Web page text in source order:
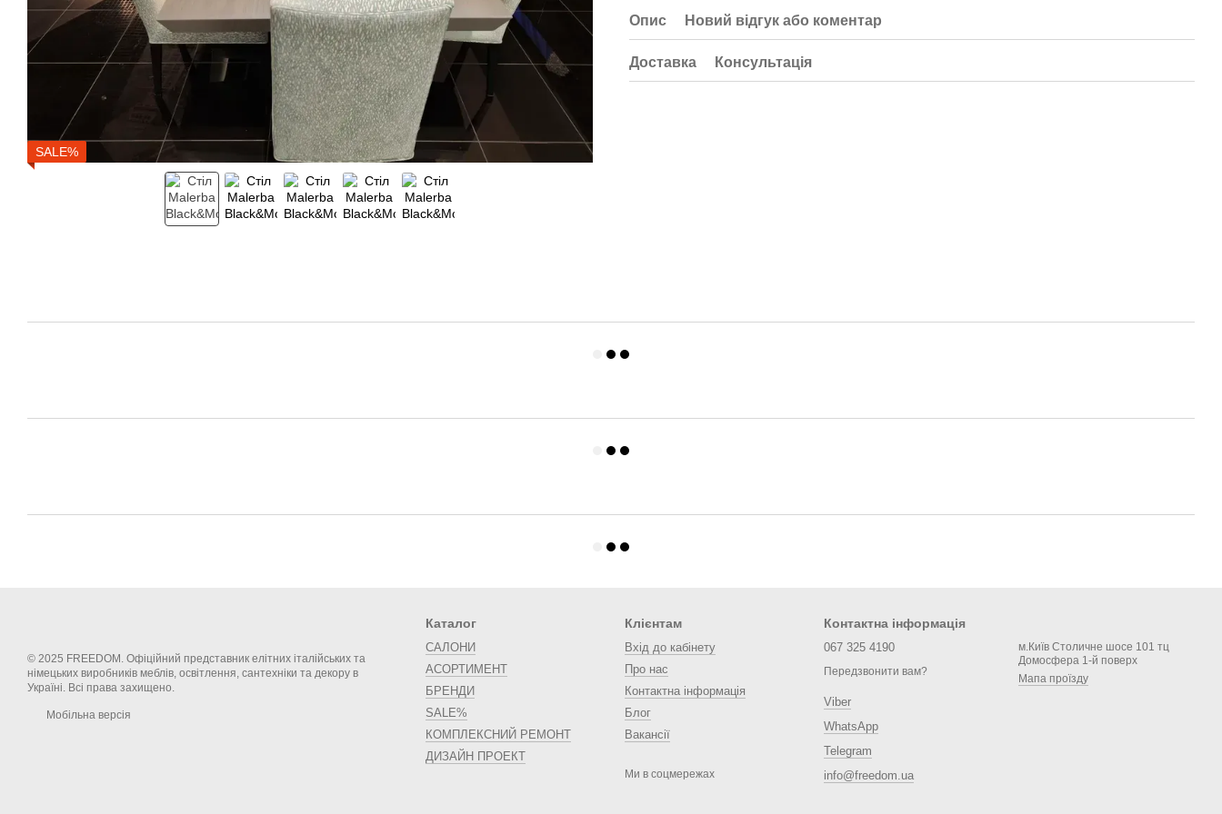
SALE%
Опис Новий відгук або коментар
Доставка Консультація
© 2025 FREEDOM. Офіційний представник елітних італійських та
німецьких виробників меблів, освітлення, сантехніки та декору в
Україні. Всі права захищено.
Мобільна версія
Каталог
САЛОНИ
АСОРТИМЕНТ
БРЕНДИ
SALE%
КОМПЛЕКСНИЙ РЕМОНТ
ДИЗАЙН ПРОЕКТ
Клієнтам
Вхід до кабінету
Про нас
Контактна інформація
Блог
Вакансії
Ми в соцмережах
Контактна інформація
067 325 4190
Передзвонити вам?
Viber
WhatsApp
Telegram
info@freedom.ua
м.Київ Столичне шосе 101 тц
Домосфера 1-й поверх
Мапа проїзду